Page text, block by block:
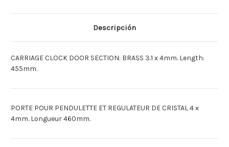
Descripción
CARRIAGE CLOCK DOOR SECTION: BRASS 3.1 x 4mm. Length:
455mm.
PORTE POUR PENDULETTE ET REGULATEUR DE CRISTAL 4 x
4mm. Longueur 460mm.